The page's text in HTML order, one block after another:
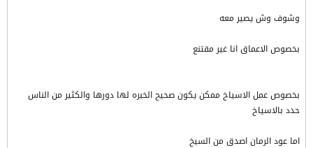
وشوف وش يصير معه
بخصوص الاعماق انا غير مقتنع
بخصوص عمل الاسياخ ممكن يكون صحيح الخبره لها دورها والكثير من الناس
حدد بالاسياخ
اما عود الرمان اصدق من السيخ